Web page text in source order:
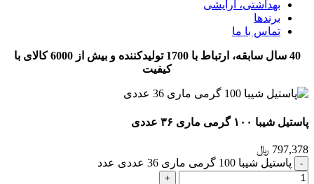
بهداشتی، آرایشی
برندها
تماس با ما
40 سال سابقه، ارتباط با 1700 تولیدکننده و بیش از 6000 کالای با
کیفیت
پاستیل شیبا ۱۰۰ گرمی ماری ۳۶ عددی
797,378 ﷼
پاستیل شیبا 100 گرمی ماری 36 عددی عدد